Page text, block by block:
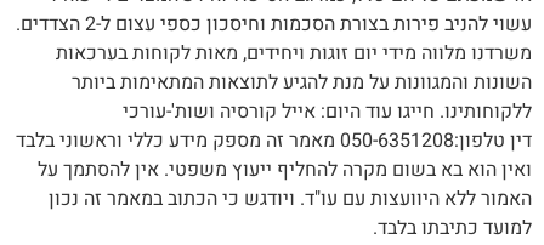
עשוי להניב פירות בצורת הסכמות וחיסכון כספי עצום ל-2 הצדדים.
משרדנו מלווה מידי יום זוגות ויחידים, מאות לקוחות בערכאות
השונות והמגוונות על מנת להגיע לתוצאות המתאימות ביותר
ללקוחותינו. חייגו עוד היום: אייל קורסיה ושות'-עורכי
דין טלפון:050-6351208 מאמר זה מספק מידע כללי וראשוני בלבד
ואין הוא בא בשום מקרה להחליף ייעוץ משפטי. אין להסתמך על
האמור ללא היוועצות עם עו"ד. ויודגש כי הכתוב במאמר זה נכון
למועד כתיבתו בלבד.